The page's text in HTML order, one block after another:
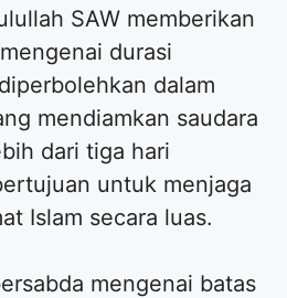
SAW memberikan
durasi
dalam
mendiamkan saudara
dari tiga hari
untuk menjaga
Islam secara luas.
mengenai batas